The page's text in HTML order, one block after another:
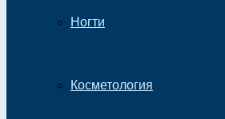
Ногти
Косметология